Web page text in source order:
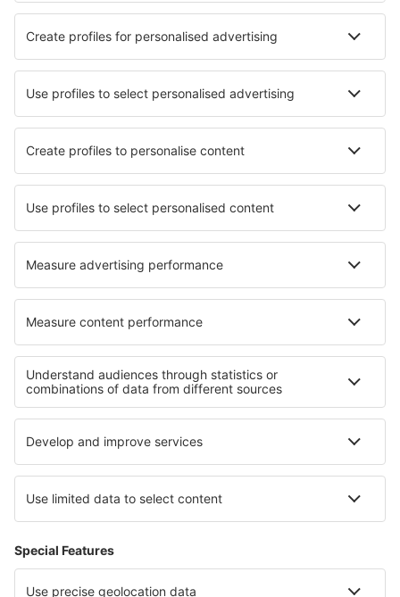
Ubytování in Sado Ubytování in Salvan
Ubytování Lincoln Park
Ubytování in Bad Gottleuba-Berggießhübel
Nejlepší ubytování - regiony
Ubytování v Údolí Aosty Ubytování in Dolomites
Ubytování na Benátské riviéře
Ubytování v Lubušském vojvodství
Ubytování ve střední Dalmácii
Ubytování na Baleárských ostrovech
Ubytování v Pomeranian Lakeland